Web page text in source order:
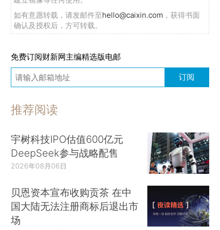
如有意愿转载，请发邮件至hello@caixin.com ，获得书面
确认及授权后，方可转载。
免费订阅财新网主编精选版电邮
订阅
推荐阅读
宇树科技IPO估值600亿元
DeepSeek参与战略配售
2026年08月06日
贝恩资本宣布收购贡茶 在中
国大陆无法注册商标后退出市
场